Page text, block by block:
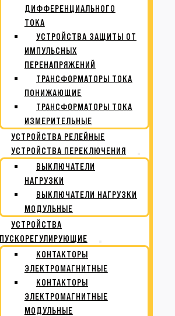
ДИФФЕРЕНЦИАЛЬНОГО
ТОКА
УСТРОЙСТВА ЗАЩИТЫ ОТ
ИМПУЛЬСНЫХ
ПЕРЕНАПРЯЖЕНИЙ
ТРАНСФОРМАТОРЫ ТОКА
ПОНИЖАЮЩИЕ
ТРАНСФОРМАТОРЫ ТОКА
ИЗМЕРИТЕЛЬНЫЕ
УСТРОЙСТВА РЕЛЕЙНЫЕ
УСТРОЙСТВА ПЕРЕКЛЮЧЕНИЯ
ВЫКЛЮЧАТЕЛИ
НАГРУЗКИ
ВЫКЛЮЧАТЕЛИ НАГРУЗКИ
МОДУЛЬНЫЕ
УСТРОЙСТВА
ПУСКОРЕГУЛИРУЮЩИЕ
КОНТАКТОРЫ
ЭЛЕКТРОМАГНИТНЫЕ
КОНТАКТОРЫ
ЭЛЕКТРОМАГНИТНЫЕ
МОДУЛЬНЫЕ